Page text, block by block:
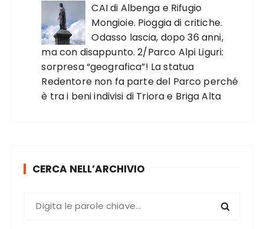
CAI di Albenga e Rifugio
Mongioie. Pioggia di critiche.
Odasso lascia, dopo 36 anni,
ma con disappunto. 2/Parco Alpi Liguri:
sorpresa “geografica”! La statua
Redentore non fa parte del Parco perché
è tra i beni indivisi di Triora e Briga Alta
CERCA NELL’ARCHIVIO